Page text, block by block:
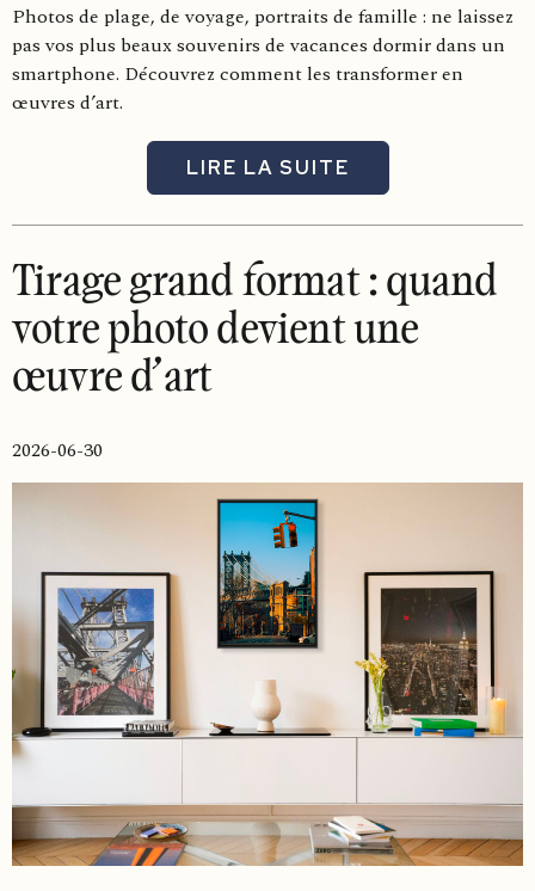
Photos de plage, de voyage, portraits de famille : ne laissez
pas vos plus beaux souvenirs de vacances dormir dans un
smartphone. Découvrez comment les transformer en
œuvres d’art.
LIRE LA SUITE
Tirage grand format : quand
votre photo devient une
œuvre d’art
2026-06-30